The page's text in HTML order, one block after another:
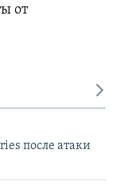
от
после атаки